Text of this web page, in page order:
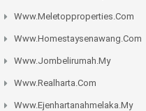
Www.meletopproperties.com
Www.homestaysenawang.com
Www.jombelirumah.my
Www.realharta.com
Www.ejenhartanahmelaka.my